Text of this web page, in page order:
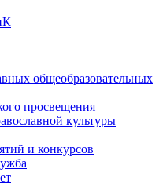
общеобразовательных
просвещения
культуры
и конкурсов